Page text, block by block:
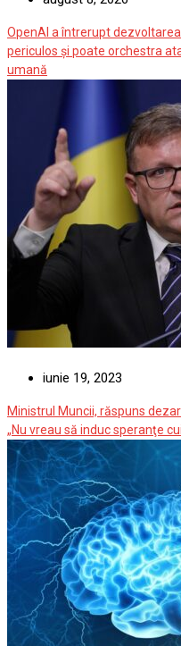
OpenAI a întrerupt
periculos și poate orchestra
umană
iunie 19, 2023
Ministrul Muncii, răspuns
„Nu vreau să induc speranţe